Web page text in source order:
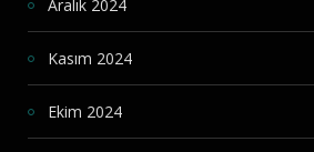
Aralık 2024
Kasım 2024
Ekim 2024